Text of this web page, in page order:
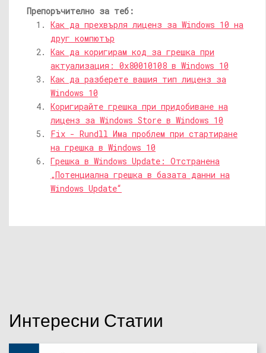
Препоръчително за теб:
Как да прехвърля лиценз за Windows 10 на
друг компютър
Как да коригирам код за грешка при
актуализация: 0x80010108 в Windows 10
Как да разберете вашия тип лиценз за
Windows 10
Коригирайте грешка при придобиване на
лиценз за Windows Store в Windows 10
Fix - Rundll Има проблем при стартиране
на грешка в Windows 10
Грешка в Windows Update: Отстранена
„Потенциална грешка в базата данни на
Windows Update“
Интересни Статии